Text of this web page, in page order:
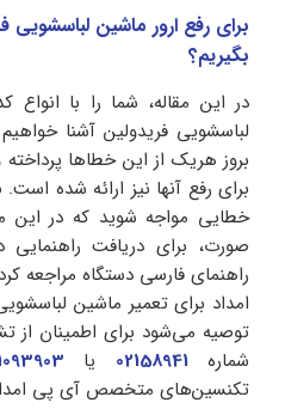
برای رفع ارور ماشین لباسشویی
بگیریم؟
در این مقاله، شما را با
لباسشویی فریدولین آشنا
بروز هریک از این خطاها
برای رفع آنها نیز ارائه شده
خطایی مواجه شوید که در این
صورت، برای دریافت راهنمایی
راهنمای فارسی دستگاه مراجعه
امداد برای تعمیر ماشین
توصیه می‌شود برای اطمینان از
شماره 02158941 یا
تکنسین‌های متخصص آی پی